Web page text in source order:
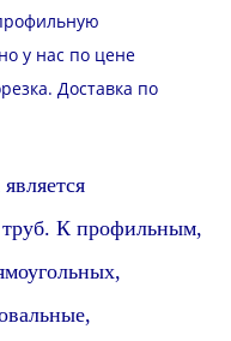
у нас по цене
.Доставка по
К профильным,
ных,